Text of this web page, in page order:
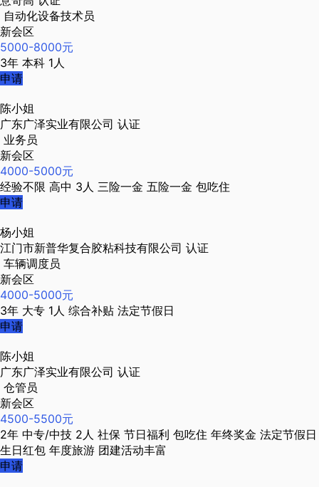
自动化设备技术员
新会区
5000-8000元
3年 本科 1人
申请
陈小姐
广东广泽实业有限公司 认证
业务员
新会区
4000-5000元
经验不限 高中 3人 三险一金 五险一金 包吃住
申请
杨小姐
江门市新普华复合胶粘科技有限公司 认证
车辆调度员
新会区
4000-5000元
3年 大专 1人 综合补贴 法定节假日
申请
陈小姐
广东广泽实业有限公司 认证
仓管员
新会区
4500-5500元
2年 中专/中技 2人 社保 节日福利 包吃住 年终奖金 法定节假日
生日红包 年度旅游 团建活动丰富
申请